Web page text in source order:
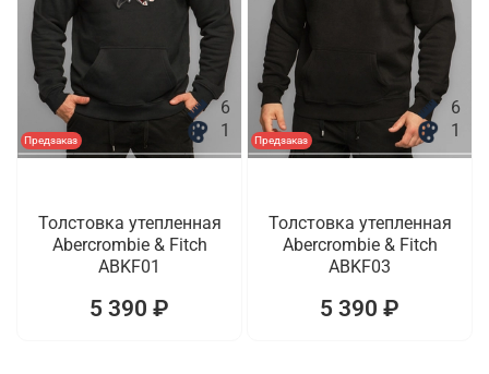
Предзаказ
6
1
Толстовка утепленная
Abercrombie & Fitch
ABKF01
5 390 ₽
Предзаказ
6
1
Толстовка утепленная
Abercrombie & Fitch
ABKF03
5 390 ₽